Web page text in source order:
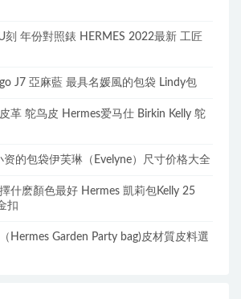
刻 年份對照錶 HERMES 2022最新 工匠
J7 亞麻藍 最具名媛風的包袋 Lindy包
革 鸵鸟皮 Hermes爱马仕 Birkin Kelly 鸵
的包袋伊芙琳（Evelyne）尺寸价格大全
什麽顏色最好 Hermes 凱莉包Kelly 25
扣
Hermes Garden Party bag)皮材質皮料選